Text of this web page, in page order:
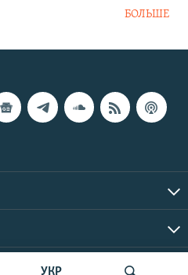
УКР
БОЛЬШЕ
2026 | Все права защищены.